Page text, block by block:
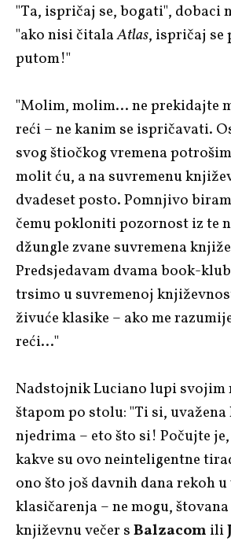
"Ta, ispričaj se, bogati", dobaci
"ako nisi čitalaAtlas, ispričaj se
putom!"
"Molim, molim… ne prekidajte
reći – ne kanim se ispričavati.
svog štiočkog vremena
molit ću, a na suvremenu
dvadeset posto. Pomnjivo
čemu pokloniti pozornost iz te
džungle zvane suvremena
Predsjedavam dvama book-
trsimo u suvremenoj
živuće klasike – ako me
reći…"
Nadstojnik Luciano lupi
štapom po stolu: "Ti si,
njedrima – eto što si! Počujte
kakve su ovo neinteligentne
ono što još davnih dana rekoh
klasičarenja – ne mogu,
književnu večer sBalzacom ili